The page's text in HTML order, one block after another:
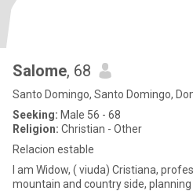
Salome, 68
Santo Domingo, Santo Domingo,
Seeking: Male 56 - 68
Religion: Christian - Other
Relacion estable
I am Widow, ( viuda) Cristiana, profesional, vegetariana, Love
mountain and country side, planning